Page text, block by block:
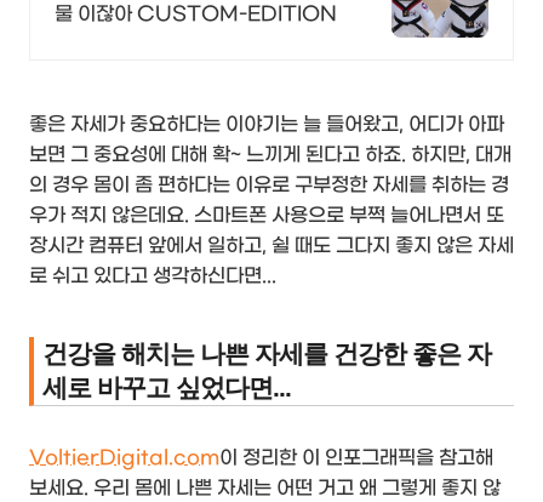
물 이잖아 CUSTOM-EDITION
좋은 자세가 중요하다는 이야기는 늘 들어왔고, 어디가 아파
보면 그 중요성에 대해 확~ 느끼게 된다고 하죠. 하지만, 대개
의 경우 몸이 좀 편하다는 이유로 구부정한 자세를 취하는 경
우가 적지 않은데요. 스마트폰 사용으로 부쩍 늘어나면서 또
장시간 컴퓨터 앞에서 일하고, 쉴 때도 그다지 좋지 않은 자세
로 쉬고 있다고 생각하신다면...
건강을 해치는 나쁜 자세를 건강한 좋은 자
세로 바꾸고 싶었다면...
VoltierDigital.com이 정리한 이 인포그래픽을 참고해
보세요. 우리 몸에 나쁜 자세는 어떤 거고 왜 그렇게 좋지 않